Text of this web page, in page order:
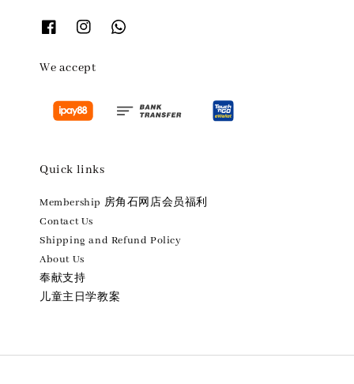
We accept
Quick links
Membership 房角石网店会员福利
Contact Us
Shipping and Refund Policy
About Us
奉献支持
儿童主日学教案